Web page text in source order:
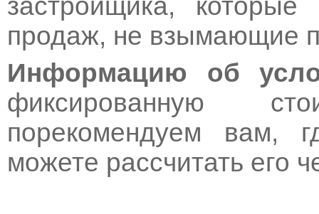
застройщика,
продаж, не взымающие
Информацию об
фиксированную
порекомендуем вам,
можете рассчитать его